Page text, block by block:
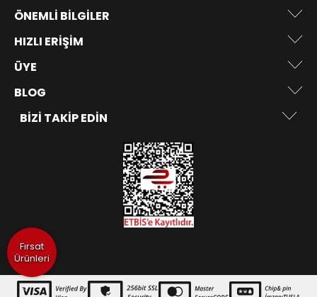
Fırsat
Ürünleri
ÖNEMLI BILGILER
HIZLI ERIŞIM
ÜYE
BLOG
BIZI TAKIP EDIN